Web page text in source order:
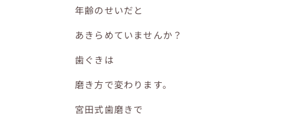
年齢のせいだと
あきらめていませんか？
歯ぐきは
磨き方で変わります。
宮田式歯磨きで